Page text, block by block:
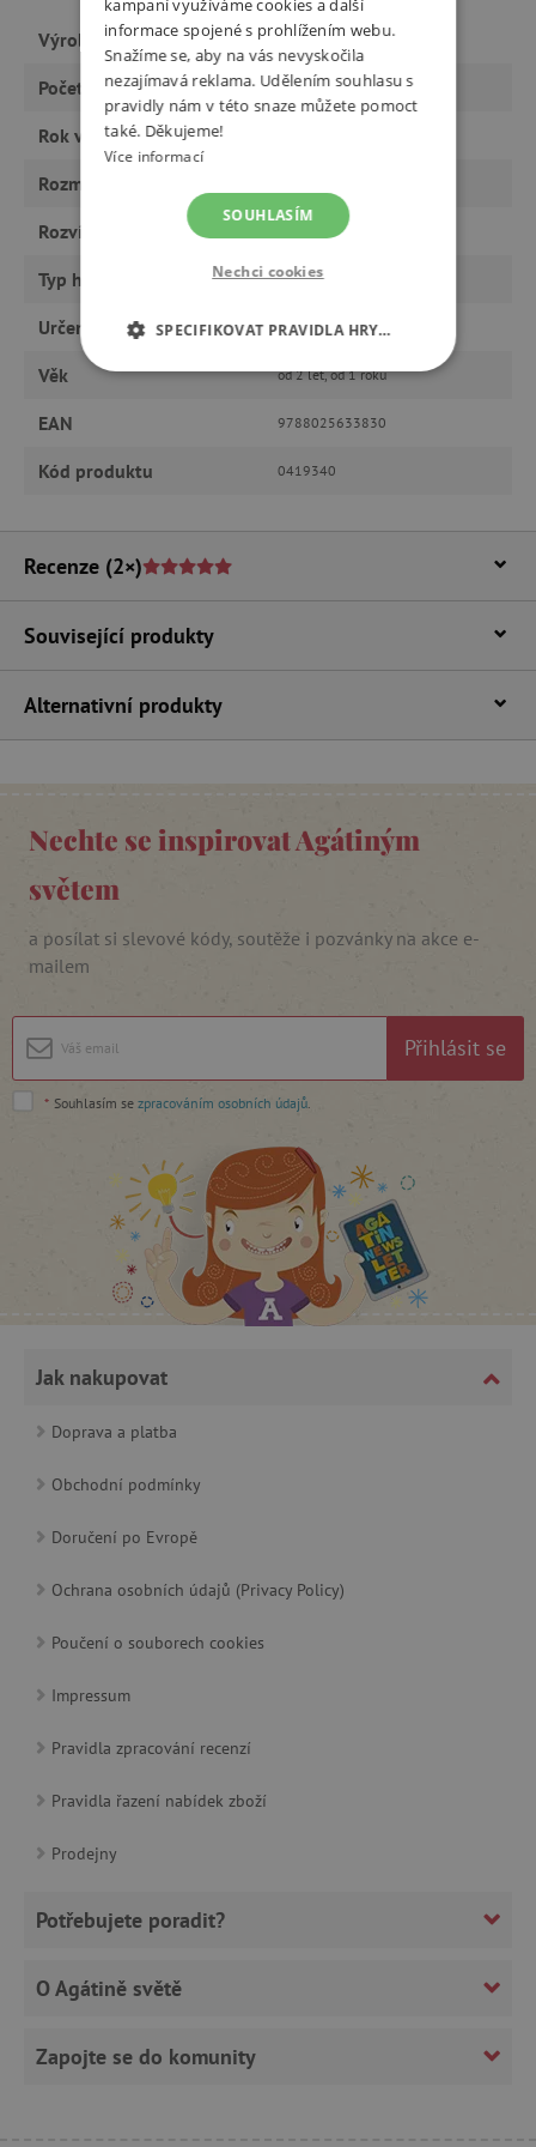
Výrobce Svojtka&Co.
Počet stran 12
Rok vydání
Rozměry
Rozvíjí řeč, fantazii
Typ hračky knihy a CD
Určeno pro kluka
Věk od 2 let, od 1 roku
EAN 9788025633830
Kód produktu 0419340
Recenze (2×)
Související produkty
Alternativní produkty
Nechte se inspirovat Agátiným
světem
a posílat si slevové kódy, soutěže i pozvánky na akce e-
mailem
Přihlásit se
* Souhlasím se zpracováním osobních údajů
Jak nakupovat
Doprava a platba
Obchodní podmínky
Doručení po Evropě
Ochrana osobních údajů (Privacy Policy)
Poučení o souborech cookies
Impressum
Pravidla zpracování recenzí
Pravidla řazení nabídek zboží
Prodejny
Potřebujete poradit?
O Agátině světě
Zapojte se do komunity
kampaní využíváme cookies a další
informace spojené s prohlížením webu.
Snažíme se, aby na vás nevyskočila
nezajímavá reklama. Udělením souhlasu s
pravidly nám v této snaze můžete pomoct
také. Děkujeme!
Více informací
SOUHLASÍM
Nechci cookies
SPECIFIKOVAT PRAVIDLA HRY…
NEZBYTNĚ NUTNÉ COOKIES
Analytické cookies
stránky nelze bez nezbytně nutných souborů
cookie správně používat.
__cf_bm
Cloudflare Inc.
_lb_ccc .agatinsvet.cz
PHPSESSID
Google Privacy Policy